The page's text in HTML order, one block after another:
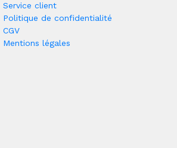
Service client
Politique de confidentialité
CGV
Mentions légales